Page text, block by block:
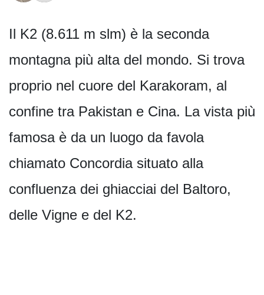
Il K2 (8.611 m slm) è la seconda
montagna più alta del mondo. Si trova
proprio nel cuore del Karakoram, al
confine tra Pakistan e Cina. La vista più
famosa è da un luogo da favola
chiamato Concordia situato alla
confluenza dei ghiacciai del Baltoro,
delle Vigne e del K2.